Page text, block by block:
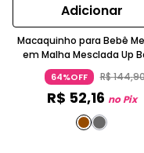
Adicionar
Macaquinho para Bebê
em Malha Mesclada Up
64%OFF R$144,
R$ 52,16 no Pix